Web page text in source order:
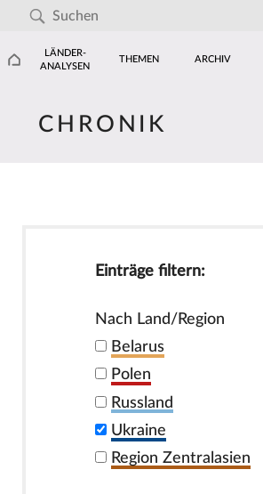
LÄNDER-
ANALYSEN
THEMEN ARCHIV
CHRONIK
Einträge filtern:
Nach Land/Region
Belarus
Polen
Russland
Ukraine
Region Zentralasien